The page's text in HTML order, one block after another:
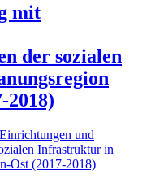
mit
der sozialen
2018)